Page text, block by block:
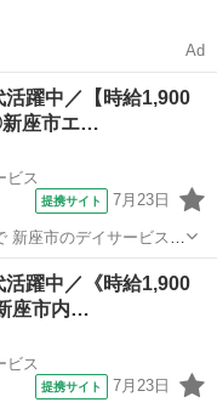
Ad
活躍中／【時給1,900
新座市エ…
ビス
提携サイト 7月23日
/主夫さんも活躍中* *✅
お仕事紹介できるので
活躍中／《時給1,900
座市内…
ビス
提携サイト 7月23日